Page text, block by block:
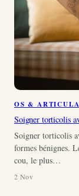
OS &
Soigner torticolis
Soigner torticolis
formes bénignes.
cou, le plus…
2 Nov